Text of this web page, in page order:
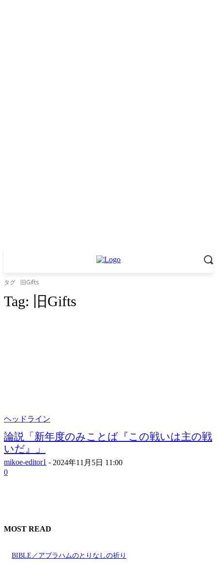
タグ 旧Gifts
Tag: 旧Gifts
ヘッドライン
論説「新年度のみことば『この戦いは主の戦
いだ』」
mikoe-editor1 - 2024年11月5日 11:00
0
MOST READ
BIBLE／アブラハムのとりなしの祈り